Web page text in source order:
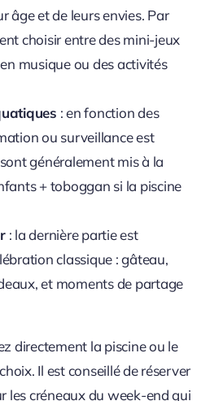
âge et de leurs envies. Par
choisir entre des mini-jeux
musique ou des activités
: en fonction des
ou surveillance est
généralement mis à la
+ toboggan si la piscine
: la dernière partie est
classique : gâteau,
et moments de partage
directement la piscine ou le
Il est conseillé de réserver
les créneaux du week-end qui